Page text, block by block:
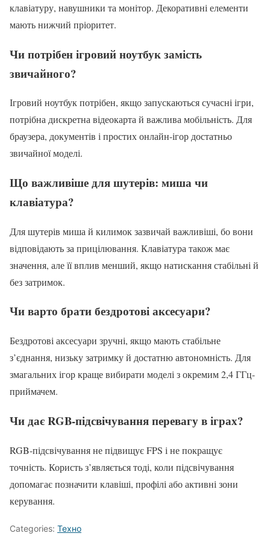
клавіатуру, навушники та монітор. Декоративні елементи
мають нижчий пріоритет.
Чи потрібен ігровий ноутбук замість
звичайного?
Ігровий ноутбук потрібен, якщо запускаються сучасні ігри,
потрібна дискретна відеокарта й важлива мобільність. Для
браузера, документів і простих онлайн-ігор достатньо
звичайної моделі.
Що важливіше для шутерів: миша чи
клавіатура?
Для шутерів миша й килимок зазвичай важливіші, бо вони
відповідають за прицілювання. Клавіатура також має
значення, але її вплив менший, якщо натискання стабільні й
без затримок.
Чи варто брати бездротові аксесуари?
Бездротові аксесуари зручні, якщо мають стабільне
з’єднання, низьку затримку й достатню автономність. Для
змагальних ігор краще вибирати моделі з окремим 2,4 ГГц-
приймачем.
Чи дає RGB-підсвічування перевагу в іграх?
RGB-підсвічування не підвищує FPS і не покращує
точність. Користь з’являється тоді, коли підсвічування
допомагає позначити клавіші, профілі або активні зони
керування.
Categories: Техно